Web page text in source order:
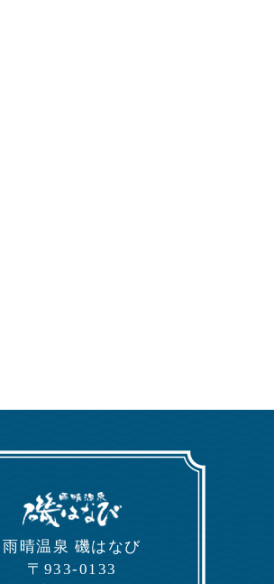
⾬晴温泉 磯はなび
〒933-0133